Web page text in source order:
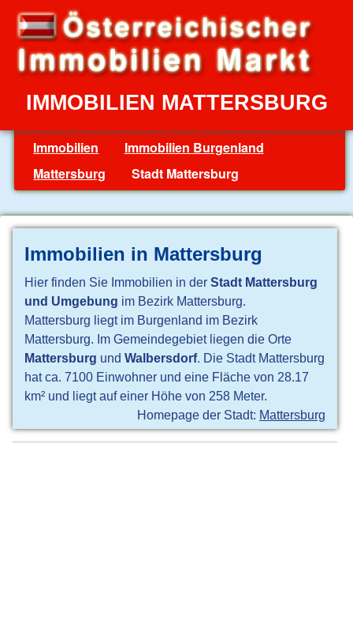
IMMOBILIEN MATTERSBURG
Immobilien
Immobilien Burgenland
Mattersburg
Stadt Mattersburg
Immobilien in Mattersburg
Hier finden Sie Immobilien in derStadt Mattersburg
und Umgebung im Bezirk Mattersburg.
Mattersburg liegt im Burgenland im Bezirk
Mattersburg. Im Gemeindegebiet liegen die Orte
Mattersburg undWalbersdorf. Die Stadt Mattersburg
hat ca. 7100 Einwohner und eine Fläche von 28.17
km² und liegt auf einer Höhe von 258 Meter.
Homepage der Stadt: Mattersburg